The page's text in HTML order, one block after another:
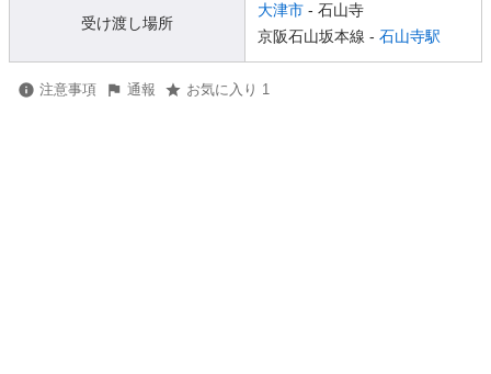
受け渡し場所
大津市 - 石山寺
京阪石山坂本線 - 石山寺駅
注意事項 通報 お気に入り 1